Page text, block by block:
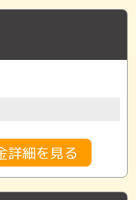
詳細を見る